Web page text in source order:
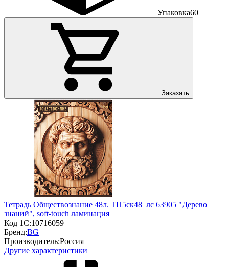
Упаковка60
Заказать
Тетрадь Обществознание 48л. ТП5ск48_лс 63905 "Дерево
знаний", soft-touch ламинация
Код 1С:10716059
Бренд:BG
Производитель:Россия
Другие характеристики